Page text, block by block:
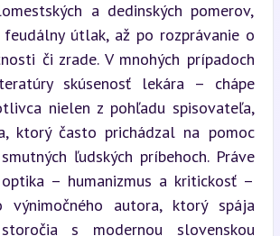
a dedinských pomerov,
feudálny útlak, až po rozprávanie o
či zrade. V mnohých prípadoch
skúsenosť lekára – chápe
nielen z pohľadu spisovateľa,
ktorý často prichádzal na pomoc
ľudských príbehoch. Práve
– humanizmus a kritickosť –
výnimočného autora, ktorý spája
s modernou slovenskou